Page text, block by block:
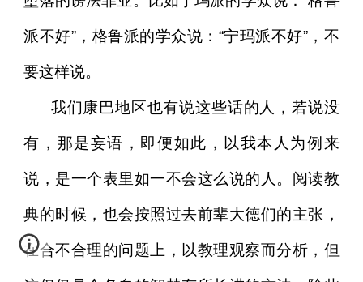
派不好”，格鲁派的学众说：“宁玛派不好”，不
要这样说。
我们康巴地区也有说这些话的人，若说没
有，那是妄语，即便如此，以我本人为例来
说，是一个表里如一不会这么说的人。阅读教
典的时候，也会按照过去前辈大德们的主张，
在合不合理的问题上，以教理观察而分析，但